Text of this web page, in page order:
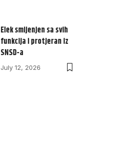
Elek smijenjen sa svih
funkcija i protjeran iz
SNSD-a
July 12, 2026